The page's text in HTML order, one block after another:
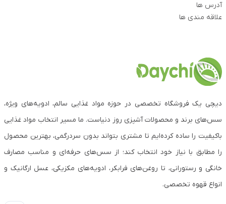
آدرس ها
علاقه مندی ها
دیچی یک فروشگاه تخصصی در حوزه مواد غذایی سالم، ادویه‌های ویژه،
سس‌های برند و محصولات آشپزی روز دنیاست. ما مسیر انتخاب مواد غذایی
باکیفیت را ساده کرده‌ایم تا مشتری بتواند بدون سردرگمی، بهترین محصول
را مطابق با نیاز خود انتخاب کند؛ از سس‌های حرفه‌ای و مناسب مصارف
خانگی و رستورانی، تا روغن‌های فرابکر، ادویه‌های مکزیکی، عسل ارگانیک و
انواع قهوه تخصصی.